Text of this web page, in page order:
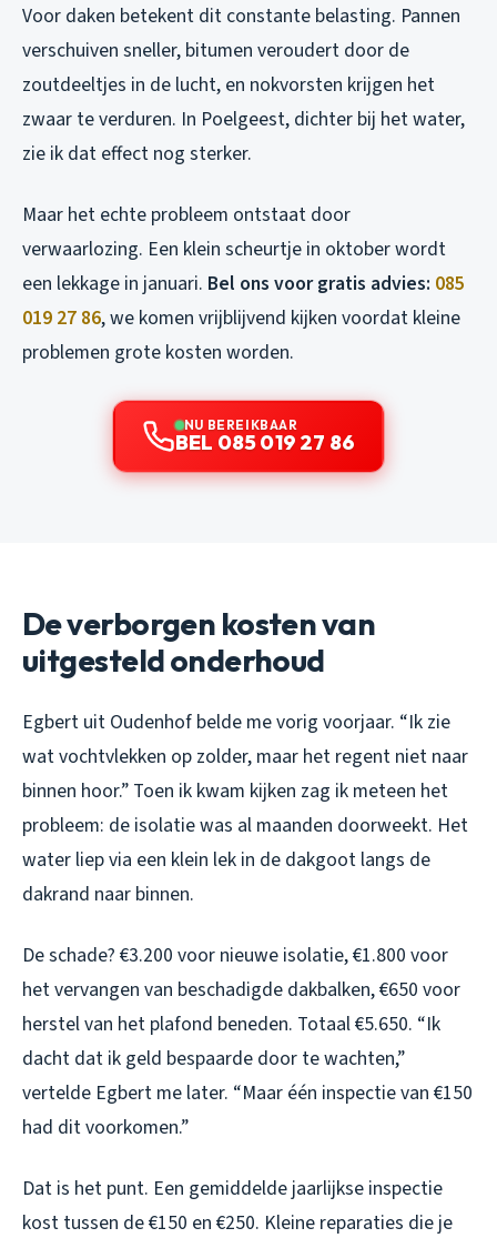
Voor daken betekent dit constante belasting. Pannen
verschuiven sneller, bitumen veroudert door de
zoutdeeltjes in de lucht, en nokvorsten krijgen het
zwaar te verduren. In Poelgeest, dichter bij het water,
zie ik dat effect nog sterker.
Maar het echte probleem ontstaat door
verwaarlozing. Een klein scheurtje in oktober wordt
een lekkage in januari. Bel ons voor gratis advies: 085
019 27 86, we komen vrijblijvend kijken voordat kleine
problemen grote kosten worden.
NU BEREIKBAAR
BEL 085 019 27 86
De verborgen kosten van
uitgesteld onderhoud
Egbert uit Oudenhof belde me vorig voorjaar. “Ik zie
wat vochtvlekken op zolder, maar het regent niet naar
binnen hoor.” Toen ik kwam kijken zag ik meteen het
probleem: de isolatie was al maanden doorweekt. Het
water liep via een klein lek in de dakgoot langs de
dakrand naar binnen.
De schade? €3.200 voor nieuwe isolatie, €1.800 voor
het vervangen van beschadigde dakbalken, €650 voor
herstel van het plafond beneden. Totaal €5.650. “Ik
dacht dat ik geld bespaarde door te wachten,”
vertelde Egbert me later. “Maar één inspectie van €150
had dit voorkomen.”
Dat is het punt. Een gemiddelde jaarlijkse inspectie
kost tussen de €150 en €250. Kleine reparaties die je